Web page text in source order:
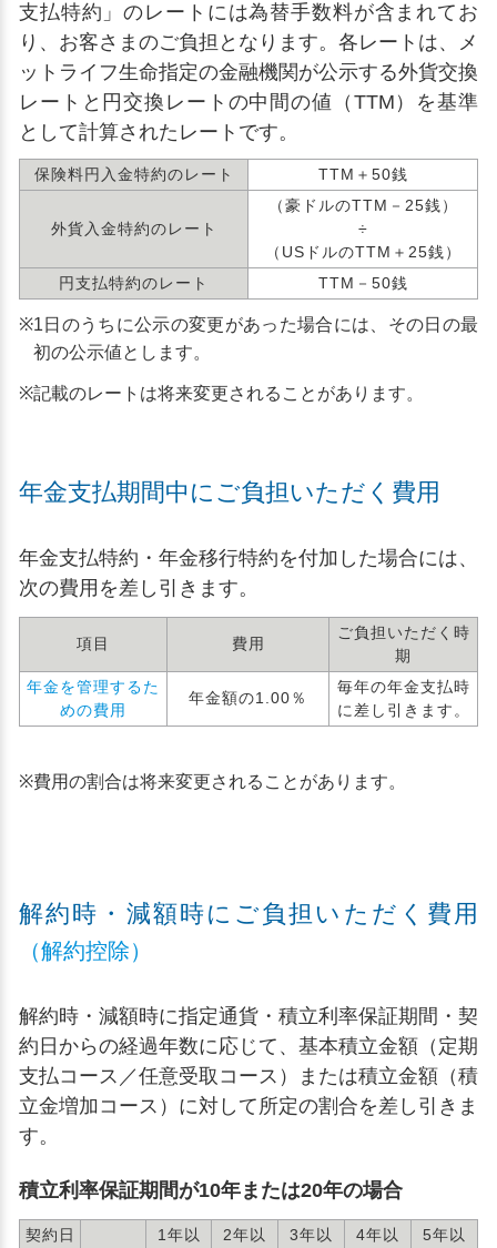
支払特約」のレートには為替手数料が含まれてお
り、お客さまのご負担となります。各レートは、メ
ットライフ生命指定の金融機関が公示する外貨交換
レートと円交換レートの中間の値（TTM）を基準
として計算されたレートです。
保険料円入金特約のレート TTM＋50銭
外貨入金特約のレート
（豪ドルのTTM－25銭）
÷
（USドルのTTM＋25銭）
円支払特約のレート
TTM－50銭
※1日のうちに公示の変更があった場合には、その日の最
初の公示値とします。
※記載のレートは将来変更されることがあります。
年金支払期間中にご負担いただく費用
年金支払特約・年金移行特約を付加した場合には、
次の費用を差し引きます。
項目 費用
ご負担いただく時
期
年金を管理するた
めの費用
年金額の1.00％
毎年の年金支払時
に差し引きます。
※費用の割合は将来変更されることがあります。
解約時・減額時にご負担いただく費用
（解約控除）
解約時・減額時に指定通貨・積立利率保証期間・契
約日からの経過年数に応じて、基本積立金額（定期
支払コース／任意受取コース）または積立金額（積
立金増加コース）に対して所定の割合を差し引きま
す。
積立利率保証期間が10年または20年の場合
契約日
1年以
2年以
3年以
4年以
5年以